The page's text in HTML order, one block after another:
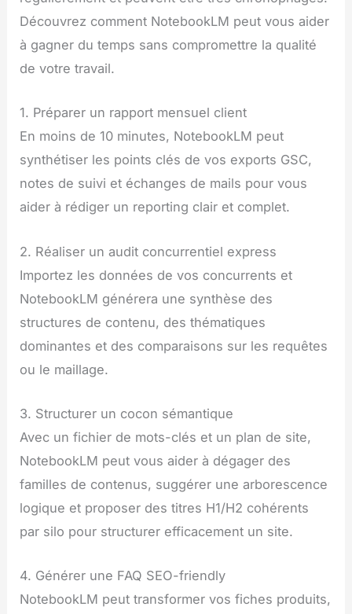
Découvrez comment NotebookLM peut vous aider
à gagner du temps sans compromettre la qualité
de votre travail.
1. Préparer un rapport mensuel client
En moins de 10 minutes, NotebookLM peut
synthétiser les points clés de vos exports GSC,
notes de suivi et échanges de mails pour vous
aider à rédiger un reporting clair et complet.
2. Réaliser un audit concurrentiel express
Importez les données de vos concurrents et
NotebookLM générera une synthèse des
structures de contenu, des thématiques
dominantes et des comparaisons sur les requêtes
ou le maillage.
3. Structurer un cocon sémantique
Avec un fichier de mots-clés et un plan de site,
NotebookLM peut vous aider à dégager des
familles de contenus, suggérer une arborescence
logique et proposer des titres H1/H2 cohérents
par silo pour structurer efficacement un site.
4. Générer une FAQ SEO-friendly
NotebookLM peut transformer vos fiches produits,